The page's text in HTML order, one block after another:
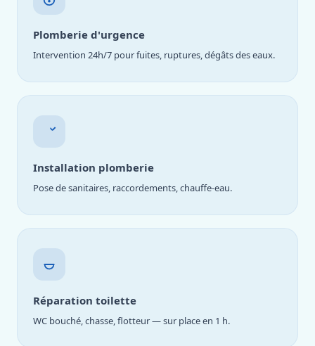
Plomberie d'urgence
Intervention 24h/7 pour fuites, ruptures, dégâts des eaux.
Installation plomberie
Pose de sanitaires, raccordements, chauffe-eau.
Réparation toilette
WC bouché, chasse, flotteur — sur place en 1 h.